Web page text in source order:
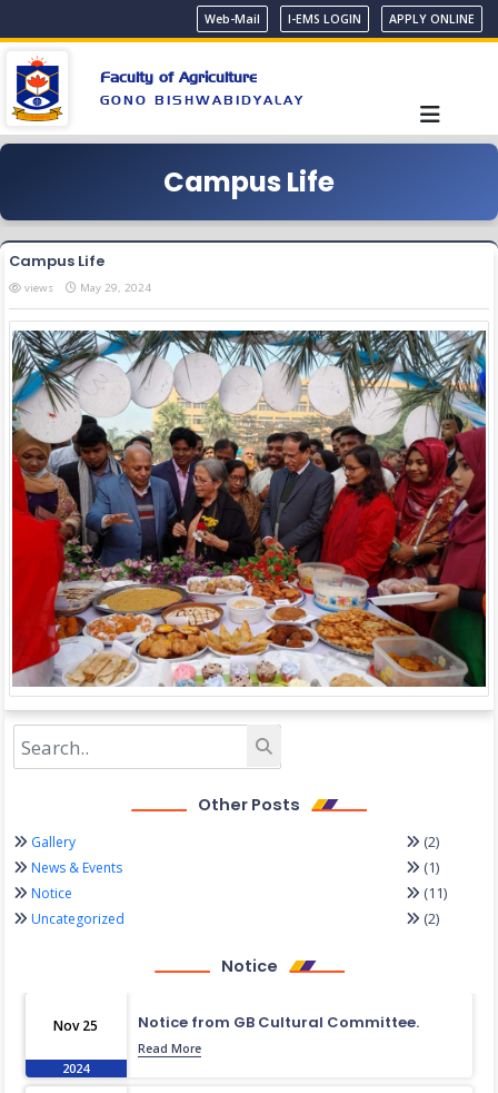
Web-Mail I-EMS LOGIN APPLY ONLINE
Faculty of Agriculture
GONO BISHWABIDYALAY
Campus Life
Campus Life
views May 29, 2024
Other Posts
Gallery (2)
News & Events (1)
Notice (11)
Uncategorized (2)
Notice
Nov 25
2024
Notice from GB Cultural Committee.
Read More